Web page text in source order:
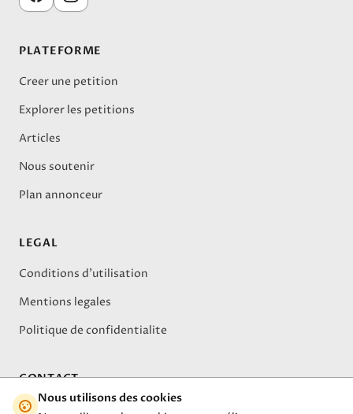
PLATEFORME
Creer une petition
Explorer les petitions
Articles
Nous soutenir
Plan annonceur
LEGAL
Conditions d'utilisation
Mentions legales
Politique de confidentialite
CONTACT
A propos
Nous utilisons des cookies